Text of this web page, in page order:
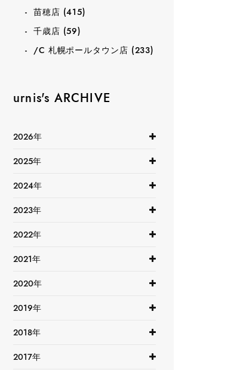
苗穂店 (415)
千歳店 (59)
/C 札幌ポールタウン店 (233)
urnis's ARCHIVE
2026年
2025年
2024年
2023年
2022年
2021年
2020年
2019年
2018年
2017年